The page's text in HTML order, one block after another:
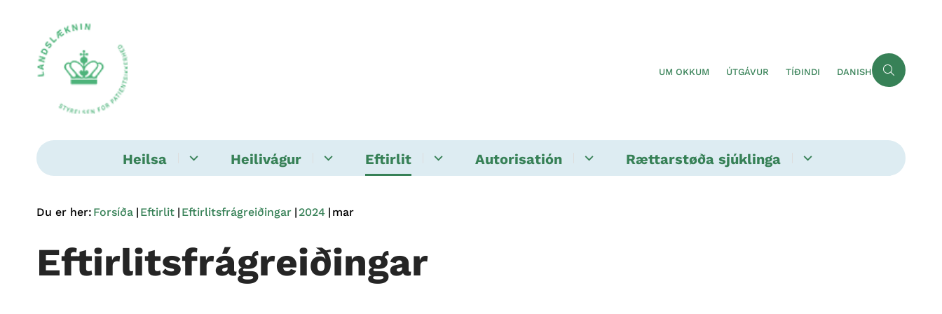
UM OKKUM ÚTGÁVUR TÍÐINDI DANISH
Heilsa Heilivágur Eftirlit Autorisatión Rættarstøða sjúklinga
Du er her: Forsíða Eftirlit Eftirlitsfrágreiðingar 2024 mar
Eftirlitsfrágreiðingar